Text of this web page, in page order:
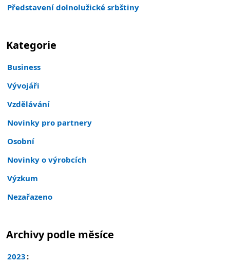
Představení dolnolužické srbštiny
Kategorie
Business
Vývojáři
Vzdělávání
Novinky pro partnery
Osobní
Novinky o výrobcích
Výzkum
Nezařazeno
Archivy podle měsíce
2023 :